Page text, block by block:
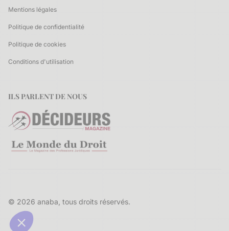
Mentions légales
Politique de confidentialité
Politique de cookies
Conditions d'utilisation
ILS PARLENT DE NOUS
© 2026 anaba, tous droits réservés.